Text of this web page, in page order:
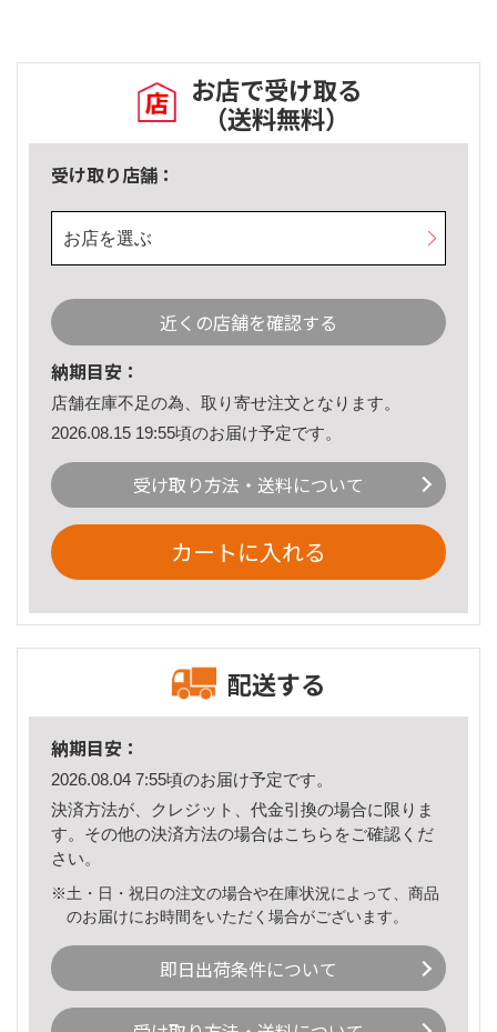
お店で受け取る
（送料無料）
受け取り店舗：
お店を選ぶ
近くの店舗を確認する
納期目安：
店舗在庫不足の為、取り寄せ注文となります。
2026.08.15 19:55頃のお届け予定です。
受け取り方法・送料について
カートに入れる
配送する
納期目安：
2026.08.04 7:55頃のお届け予定です。
決済方法が、クレジット、代金引換の場合に限りま
す。その他の決済方法の場合はこちら をご確認くだ
さい。
※土・日・祝日の注文の場合や在庫状況によって、商品
のお届けにお時間をいただく場合がございます。
即日出荷条件について